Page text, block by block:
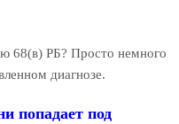
68(в) РБ? Просто немного
диагнозе.
попадает под